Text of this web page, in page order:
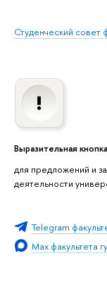
Студенческий совет
Выразительная кнопка
для предложений и
деятельности
Telegram
Max факультета